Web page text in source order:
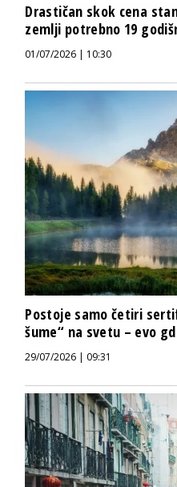
Drastičan skok cena
zemlji potrebno 19
01/07/2026 | 10:30
Postoje samo četiri
šume“ na svetu – evo
29/07/2026 | 09:31